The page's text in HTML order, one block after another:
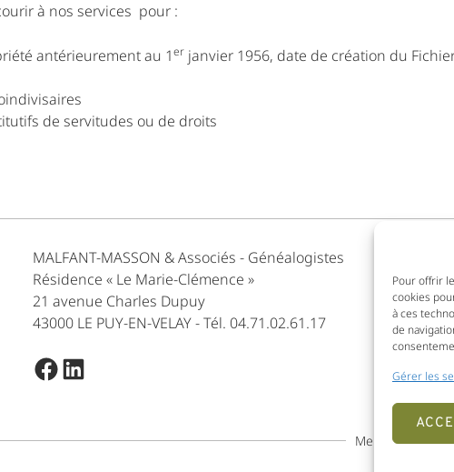
Pour offrir
cookies
à ces
de
Gérer les
à nos services pour :
antérieurement au 1er janvier 1956, date de création du
de servitudes ou de droits
MALFANT-MASSON & Associés - Généalogistes
Résidence « Le Marie-Clémence »
21 avenue Charles Dupuy
43000 LE PUY-EN-VELAY - Tél. 04.71.02.61.17
Facebook
LinkedIn
Mentions légales